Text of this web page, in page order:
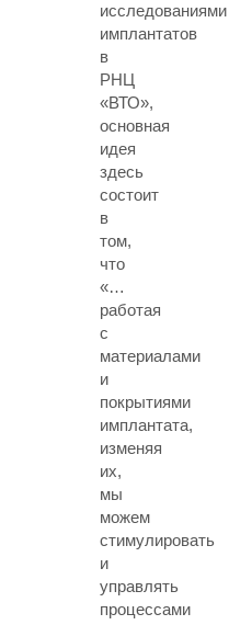
исследованиями
имплантатов
в
РНЦ
«ВТО»,
основная
идея
здесь
состоит
в
том,
что
«…
работая
с
материалами
и
покрытиями
имплантата,
изменяя
их,
мы
можем
стимулировать
и
управлять
процессами